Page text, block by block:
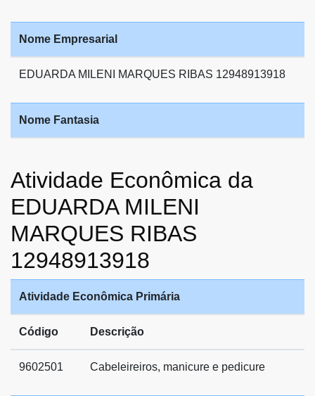
Nome Empresarial
EDUARDA MILENI MARQUES RIBAS 12948913918
Nome Fantasia
Atividade Econômica da
EDUARDA MILENI
MARQUES RIBAS
12948913918
Atividade Econômica Primária
Código Descrição
9602501 Cabeleireiros, manicure e pedicure